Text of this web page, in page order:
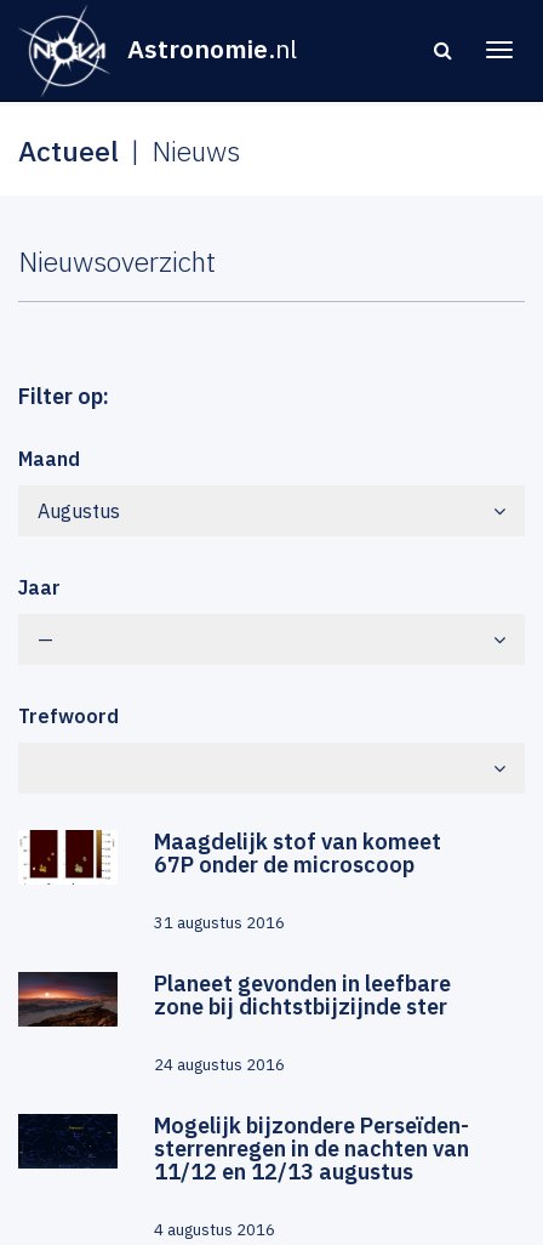
Astronomie.nl
Actueel Nieuws
Nieuwsoverzicht
Filter op:
Maand
Augustus
Jaar
—
Trefwoord
Maagdelijk stof van komeet
67P onder de microscoop
31 augustus 2016
Planeet gevonden in leefbare
zone bij dichtstbijzijnde ster
24 augustus 2016
Mogelijk bijzondere Perseïden-
sterrenregen in de nachten van
11/12 en 12/13 augustus
4 augustus 2016